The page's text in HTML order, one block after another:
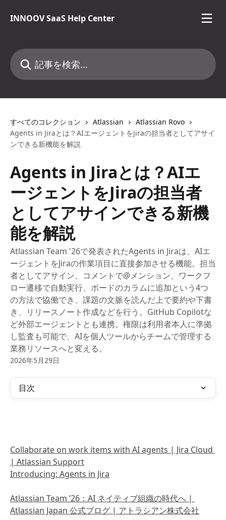
INNOOV SaaS Help Center
記事を検索...
すべてのコレクション Atlassian
Atlassian Rovo
Agents in Jiraとは？AIエージェントをJiraの担当者としてアサイ
ンできる新機能を解説
Agents in Jiraとは？AIエ
ージェントをJiraの担当者
としてアサインできる新機
能を解説
Atlassian Team '26で発表されたAgents in Jiraは、AIエ
ージェントをJiraの作業項目に直接参加させる機能。担当
者としてアサイン、コメントで@メンション、ワークフ
ロー遷移で自動実行、ボードのカラムに追加という4つ
の方法で協働でき、課題の文脈を読んだ上で要約や下書
き、リリースノート作成などを行う。GitHub Copilotな
ど外部エージェントとも連携。権限は利用者本人に準拠
し監査も可能で、AIを個人ツールからチームで管理する
業務リソースへと変える。
2026年5月29日
目次
Collaborate on work items with AI agents | Jira Cloud
| Atlassian Support
Introducing: Agents in Jira
Atlassian Team ’26：AI ネイティブ組織の時代へ |
Atlassian Japan 公式ブログ | アトラシアン株式会社